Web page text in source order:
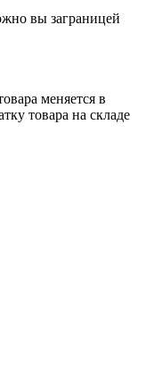
вы заграницей
меняется в
товара на складе